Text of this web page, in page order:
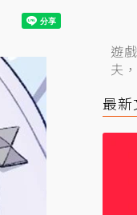
遊
夫
最